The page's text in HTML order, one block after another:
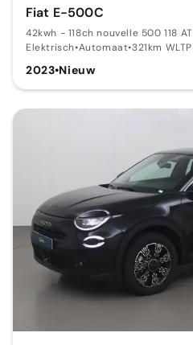
Fiat E-500C
42kwh - 118ch nouvelle 500 118 AT
Elektrisch•Automaat•321km WLTP
2023•Nieuw